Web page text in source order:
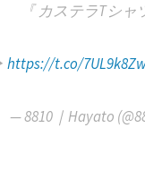
『 カステラTシャ
https://t.co/
— 8810｜Hayato